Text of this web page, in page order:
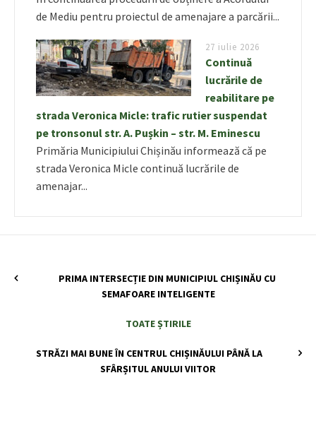
de Mediu pentru proiectul de amenajare a parcării...
27 iulie 2026
Continuă
lucrările de
reabilitare pe
strada Veronica Micle: trafic rutier suspendat
pe tronsonul str. A. Pușkin – str. M. Eminescu
Primăria Municipiului Chișinău informează că pe
strada Veronica Micle continuă lucrările de
amenajar...
PRIMA INTERSECȚIE DIN MUNICIPIUL CHIȘINĂU CU
SEMAFOARE INTELIGENTE
TOATE ȘTIRILE
STRĂZI MAI BUNE ÎN CENTRUL CHIȘINĂULUI PÂNĂ LA
SFÂRȘITUL ANULUI VIITOR